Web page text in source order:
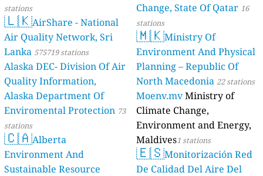
stations
🇱🇰AirShare - National
Air Quality Network, Sri
Lanka 575719 stations
Alaska DEC- Division Of Air
Quality Information,
Alaska Department Of
Enviromental Protection 73
stations
🇨🇦Alberta
Environment And
Sustainable Resource
Change, State Of Qatar 16
stations
🇲🇰Ministry Of
Environment And Physical
Planning – Republic Of
North Macedonia 22 stations
Moenv.mvMinistry of
Climate Change,
Environment and Energy,
Maldives1 stations
🇪🇸Monitorización Red
De Calidad Del Aire Del